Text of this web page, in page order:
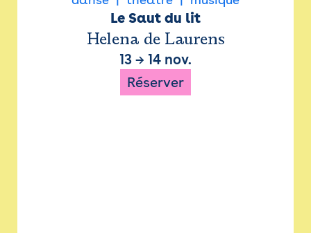
Le Saut du lit
Helena de Laurens
13 → 14 nov.
Réserver